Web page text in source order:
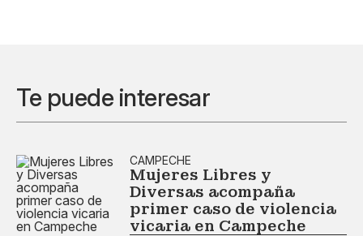
Te puede interesar
CAMPECHE
Mujeres Libres y
Diversas acompaña
primer caso de violencia
vicaria en Campeche